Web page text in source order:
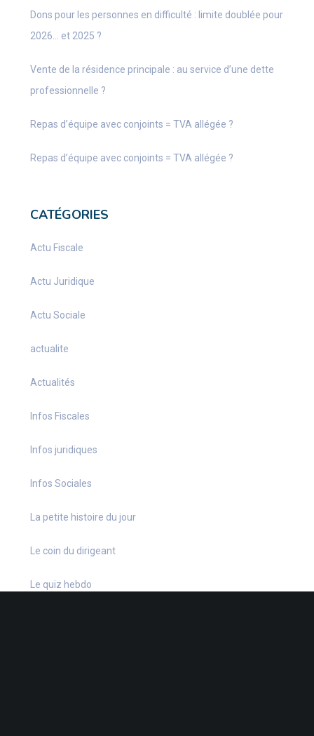
Dons pour les personnes en difficulté : limite doublée pour
2026… et 2025 ?
Vente de la résidence principale : au service d’une dette
professionnelle ?
Repas d’équipe avec conjoints = TVA allégée ?
Repas d’équipe avec conjoints = TVA allégée ?
CATÉGORIES
Actu Fiscale
Actu Juridique
Actu Sociale
actualite
Actualités
Infos Fiscales
Infos juridiques
Infos Sociales
La petite histoire du jour
Le coin du dirigeant
Le quiz hebdo